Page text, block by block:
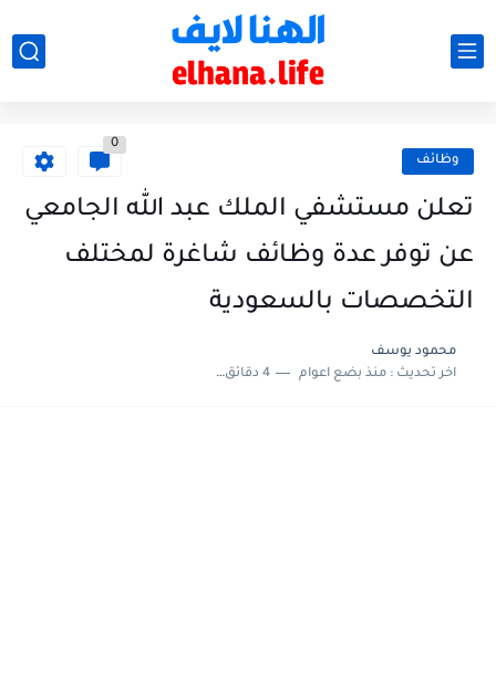
وظائف
0
تعلن مستشفي الملك عبد الله الجامعي
عن توفر عدة وظائف شاغرة لمختلف
التخصصات بالسعودية
محمود يوسف
اخر تحديث :منذ بضع اعوام 4 دقائق للقراءة